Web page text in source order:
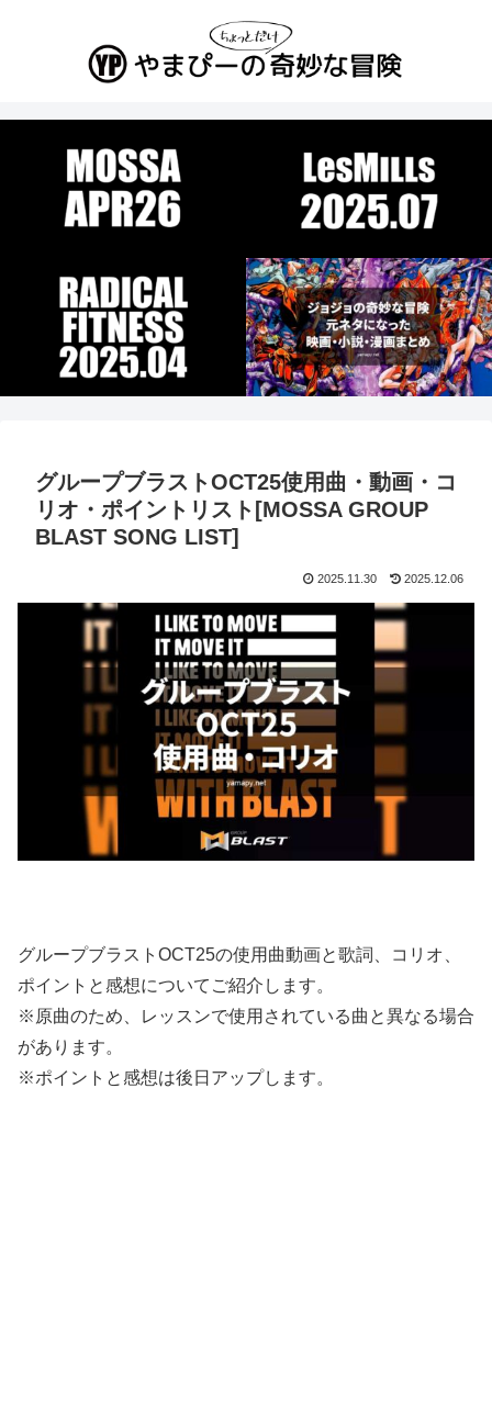
グループブラストOCT25使用曲・動画・コ
リオ・ポイントリスト[MOSSA GROUP
BLAST SONG LIST]
2025.11.30 2025.12.06
グループブラストOCT25の使用曲動画と歌詞、コリオ、
ポイントと感想についてご紹介します。
※原曲のため、レッスンで使用されている曲と異なる場合
があります。
※ポイントと感想は後日アップします。